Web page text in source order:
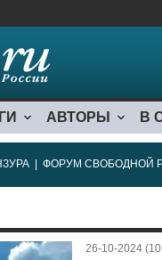
АВТОРЫ В
ФОРУМ СВОБОДНОЙ
26-10-2024